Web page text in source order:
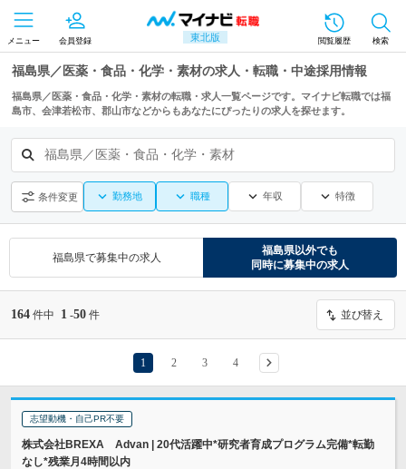
東北版
メニュー 会員登録 閲覧履歴 検索
福島県／医薬・食品・化学・素材の求人・転職・中途採用情報
福島県／医薬・食品・化学・素材の転職・求人一覧ページです。マイナビ転職では福
島市、会津若松市、郡山市などからもあなたにぴったりの求人を探せます。
福島県／医薬・食品・化学・素材
条件変更 勤務地 職種 年収 特徴
福島県で募集中の求人
福島県以外でも
同時に募集中の求人
164 件中 1 -50 件 並び替え
1 2 3 4
志望動機・自己PR不要
株式会社BREXA Advan | 20代活躍中*研究者育成プログラム完備*転勤
なし*残業月4時間以内